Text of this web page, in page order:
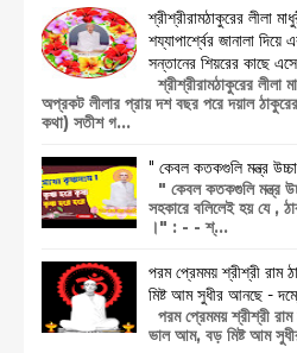
শ্রীশ্রীরামঠাকুরের লীলা
শয্যাপার্শ্বের জানালা
সন্তানের শিয়রের কাছে
শ্রীশ্রীরামঠাকুরের লীলা
অপ্রকট লীলার প্রায় দশ বছর পরে দয়াল
কথা) সতীশ গ...
" কেবল কতকগুলি মন্ত্র
" কেবল কতকগুলি মন্ত্র
সহকারে বলিলেই হয় যে ,
।" : - - শ্...
পরম প্রেমময় শ্রীশ্রী
মিষ্ট আম সুধীর আনছে -
পরম প্রেমময় শ্রীশ্রী
ভাল আম, বড় মিষ্ট আম